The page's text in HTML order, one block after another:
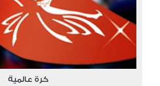
كرة عالمية